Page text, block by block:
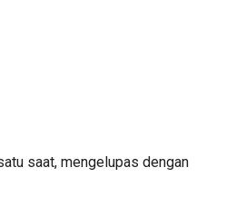
saat, mengelupas dengan